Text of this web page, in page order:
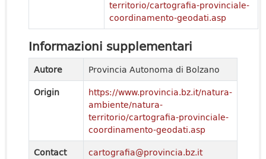
territorio/cartografia-provinciale-
coordinamento-geodati.asp
Informazioni supplementari
Autore
Provincia Autonoma di Bolzano
Origin
https://www.provincia.bz.it/natura-
ambiente/natura-
territorio/cartografia-provinciale-
coordinamento-geodati.asp
Contact
cartografia@provincia.bz.it